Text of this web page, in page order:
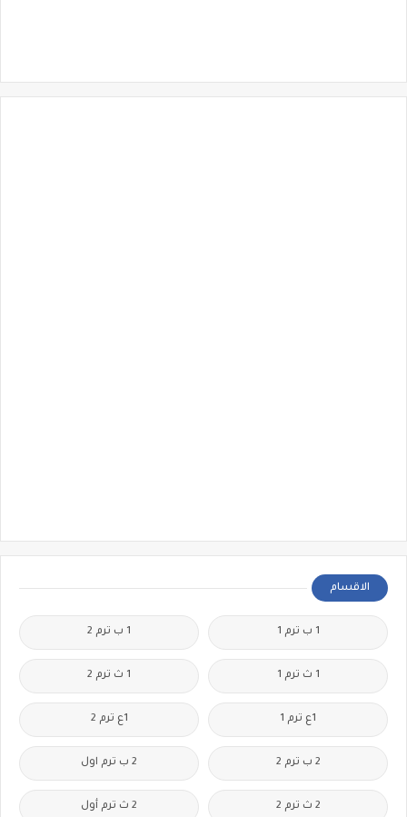
الاقسام
1 ب ترم 1 1 ب ترم 2
1 ث ترم 1 1 ث ترم 2
1ع ترم 1 1ع ترم 2
2 ب ترم 2 2 ب ترم اول
2 ث ترم 2 2 ث ترم أول